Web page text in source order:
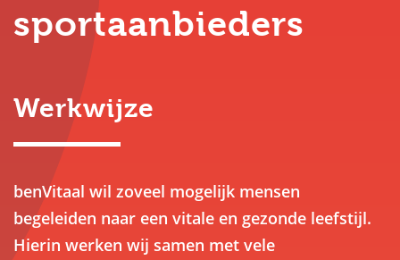
sportaanbieders
Werkwijze
benVitaal wil zoveel mogelijk mensen
begeleiden naar een vitale en gezonde leefstijl.
Hierin werken wij samen met vele